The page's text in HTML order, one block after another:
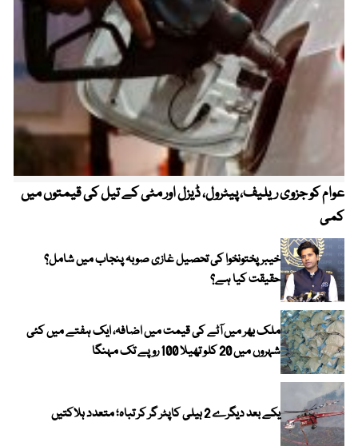
عوام کو جزوی ریلیف، پیٹرول، ڈیزل اور مٹی کے تیل کی قیمتوں میں
کمی
خیبر پختونخوا کی تحصیل غازی صوبہ پنجاب میں شامل؟
حقیقت کیا ہے؟
ملک بھر میں آٹے کی قیمت میں اضافہ، ایک ہفتے میں کئی
شہروں میں 20 کلو تھیلا 100 روپے تک مہنگا
یکے بعد دیگرے 2 ہیلی کاپٹر گر کر تباہ؛ متعدد ہلاکتیں